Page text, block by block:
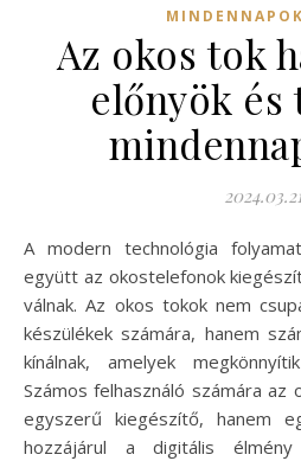
MINDENNAPOK
Az okos tok
előnyök és
A modern technológia folyamatosan fejlődik, és ezzel
együtt az okostelefonok
válnak. Az okos tokok nem
készülékek számára, hanem
kínálnak, amelyek
Számos felhasználó számára az
egyszerű kiegészítő, hanem
hozzájárul a digitális